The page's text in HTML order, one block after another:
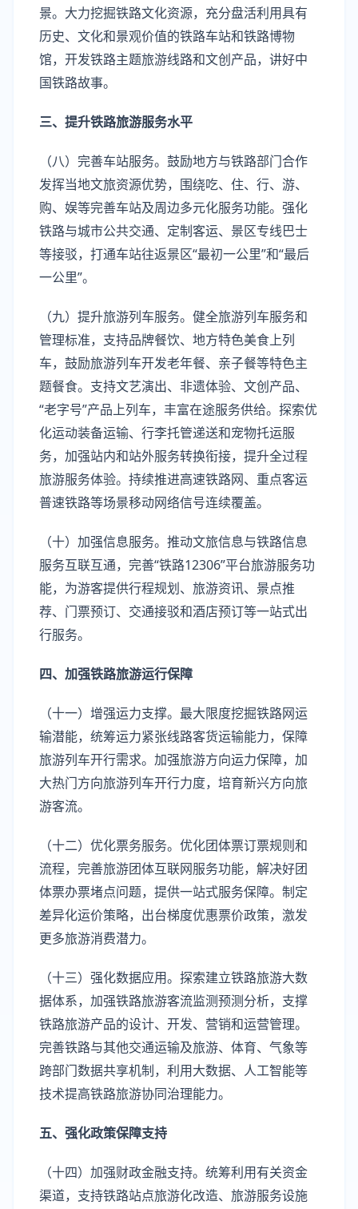
景。大力挖掘铁路文化资源，充分盘活利用具有
历史、文化和景观价值的铁路车站和铁路博物
馆，开发铁路主题旅游线路和文创产品，讲好中
国铁路故事。
三、提升铁路旅游服务水平
（八）完善车站服务。鼓励地方与铁路部门合作
发挥当地文旅资源优势，围绕吃、住、行、游、
购、娱等完善车站及周边多元化服务功能。强化
铁路与城市公共交通、定制客运、景区专线巴士
等接驳，打通车站往返景区“最初一公里”和“最后
一公里”。
（九）提升旅游列车服务。健全旅游列车服务和
管理标准，支持品牌餐饮、地方特色美食上列
车，鼓励旅游列车开发老年餐、亲子餐等特色主
题餐食。支持文艺演出、非遗体验、文创产品、
“老字号”产品上列车，丰富在途服务供给。探索优
化运动装备运输、行李托管递送和宠物托运服
务，加强站内和站外服务转换衔接，提升全过程
旅游服务体验。持续推进高速铁路网、重点客运
普速铁路等场景移动网络信号连续覆盖。
（十）加强信息服务。推动文旅信息与铁路信息
服务互联互通，完善“铁路12306”平台旅游服务功
能，为游客提供行程规划、旅游资讯、景点推
荐、门票预订、交通接驳和酒店预订等一站式出
行服务。
四、加强铁路旅游运行保障
（十一）增强运力支撑。最大限度挖掘铁路网运
输潜能，统筹运力紧张线路客货运输能力，保障
旅游列车开行需求。加强旅游方向运力保障，加
大热门方向旅游列车开行力度，培育新兴方向旅
游客流。
（十二）优化票务服务。优化团体票订票规则和
流程，完善旅游团体互联网服务功能，解决好团
体票办票堵点问题，提供一站式服务保障。制定
差异化运价策略，出台梯度优惠票价政策，激发
更多旅游消费潜力。
（十三）强化数据应用。探索建立铁路旅游大数
据体系，加强铁路旅游客流监测预测分析，支撑
铁路旅游产品的设计、开发、营销和运营管理。
完善铁路与其他交通运输及旅游、体育、气象等
跨部门数据共享机制，利用大数据、人工智能等
技术提高铁路旅游协同治理能力。
五、强化政策保障支持
（十四）加强财政金融支持。统筹利用有关资金
渠道，支持铁路站点旅游化改造、旅游服务设施